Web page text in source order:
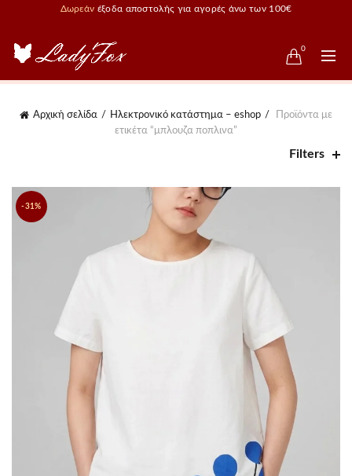
Δωρεάν έξοδα αποστολής για αγορές άνω των 100€
0
Αρχική σελίδα Ηλεκτρονικό κατάστημα – eshop
Προϊόντα με
ετικέτα “μπλουζα ποπλινα”
Filters
-31%